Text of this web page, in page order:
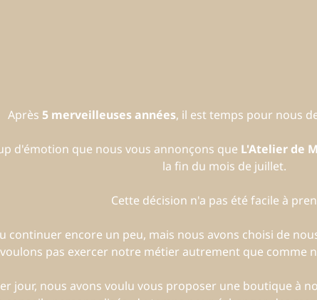
Après 5 merveilleuses années, il est temps pour nous
d'émotion que nous vous annonçons que L'Atelier de
la fin du mois de juillet.
Cette décision n'a pas été facile à
continuer encore un peu, mais nous avons choisi de
voulons pas exercer notre métier autrement que comme
jour, nous avons voulu vous proposer une boutique à